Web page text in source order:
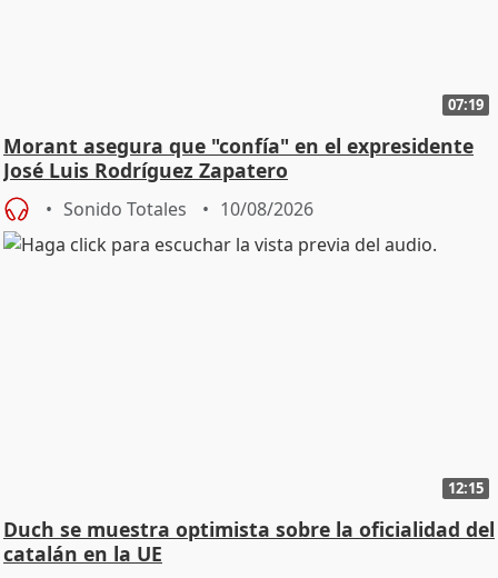
07:19
Morant asegura que "confía" en el expresidente
José Luis Rodríguez Zapatero
Sonido Totales 10/08/2026
12:15
Duch se muestra optimista sobre la oficialidad del
catalán en la UE